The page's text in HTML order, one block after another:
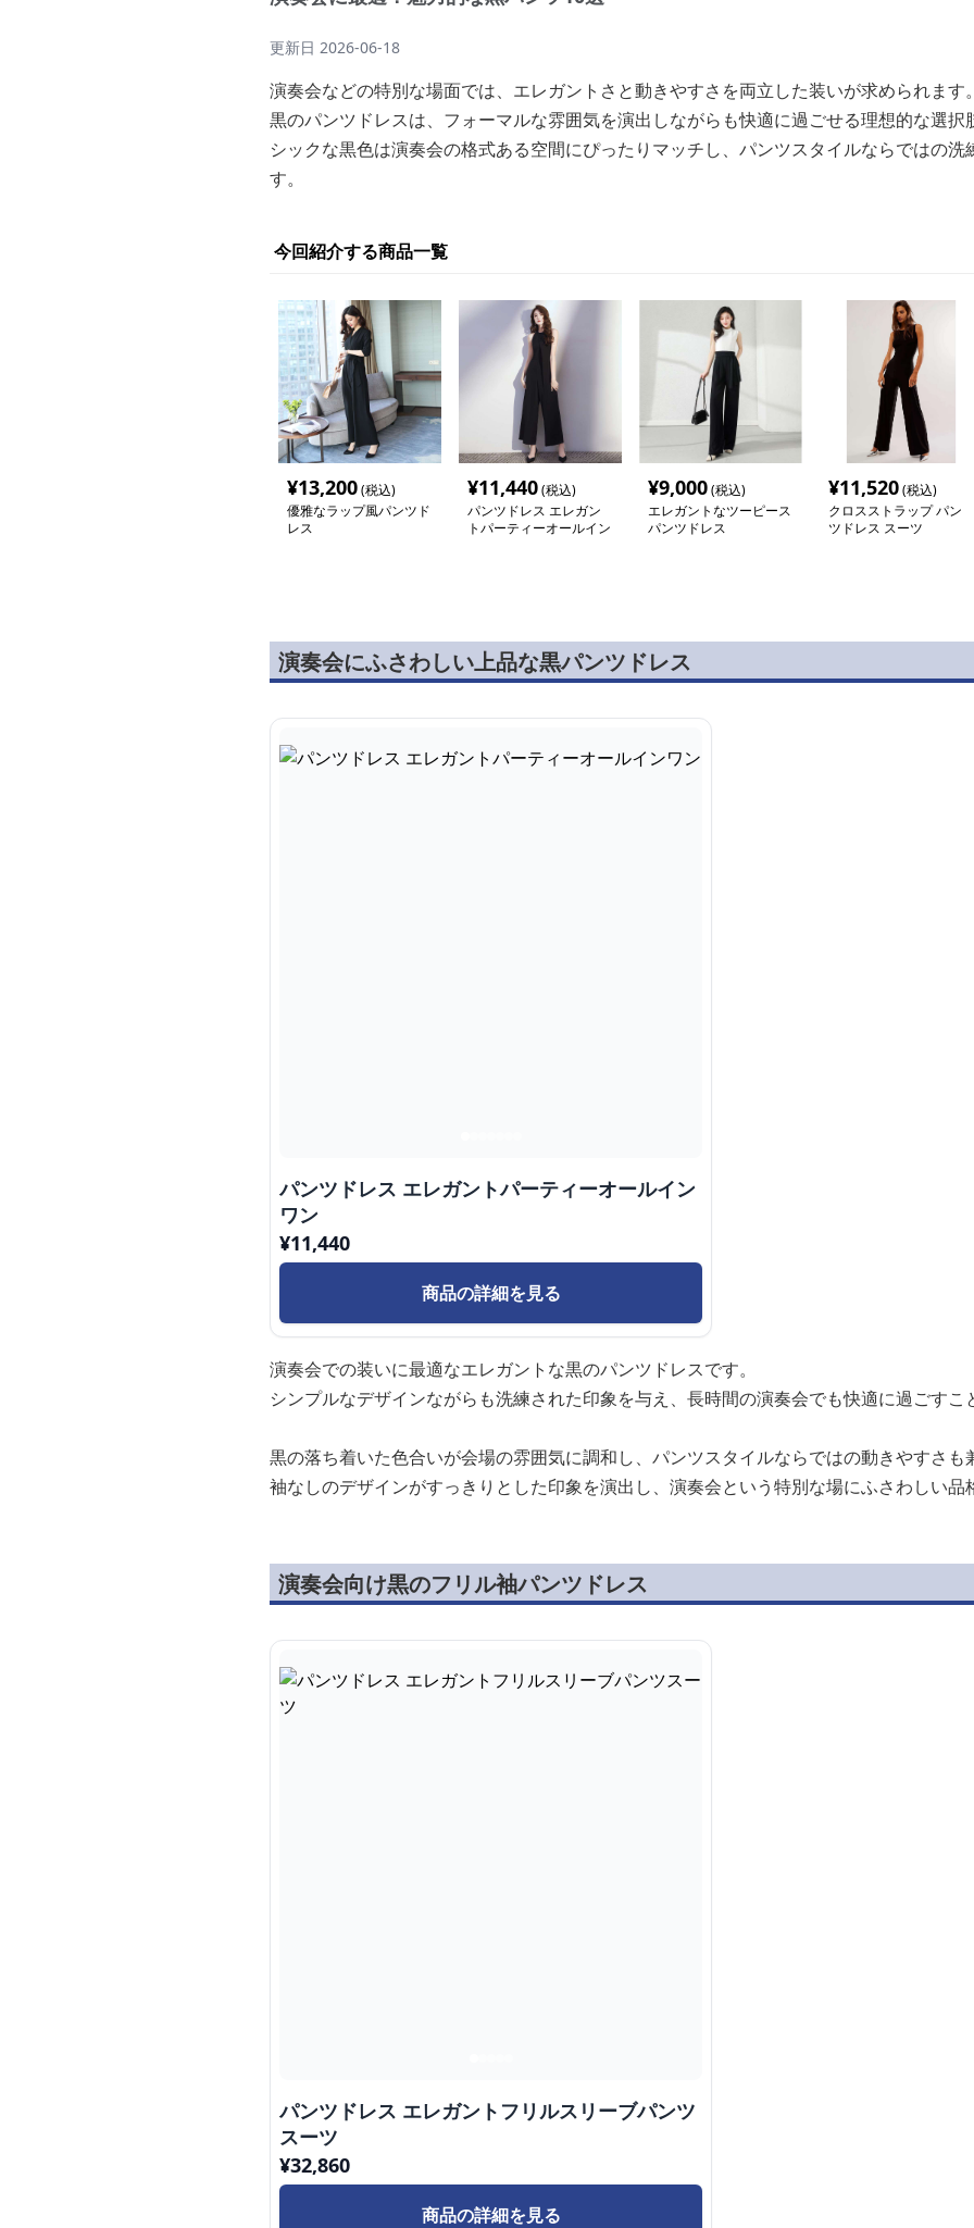
更新日 2026-06-18
演奏会などの特別な場面では、エレガントさと動きやすさを両立した装いが求められます。
黒のパンツドレスは、フォーマルな雰囲気を演出しながらも快適に過ごせる理想的な選択
シックな黒色は演奏会の格式ある空間にぴったりマッチし、パンツスタイルならではの洗
す。
今回紹介する商品一覧
¥13,200(税込)
優雅なラップ風パンツド
レス
¥11,440(税込)
パンツドレス エレガン
トパーティーオールイン
¥9,000(税込)
エレガントなツーピース
パンツドレス
¥11,520(税込)
クロスストラップ パン
ツドレス スーツ
演奏会にふさわしい上品な黒パンツドレス
パンツドレス エレガントパーティーオールイン
ワン
¥11,440
商品の詳細を見る
演奏会での装いに最適なエレガントな黒のパンツドレスです。
シンプルなデザインながらも洗練された印象を与え、長時間の演奏会でも快適に過ごすこ
黒の落ち着いた色合いが会場の雰囲気に調和し、パンツスタイルならではの動きやすさも
袖なしのデザインがすっきりとした印象を演出し、演奏会という特別な場にふさわしい品
演奏会向け黒のフリル袖パンツドレス
パンツドレス エレガントフリルスリーブパンツ
スーツ
¥32,860
商品の詳細を見る